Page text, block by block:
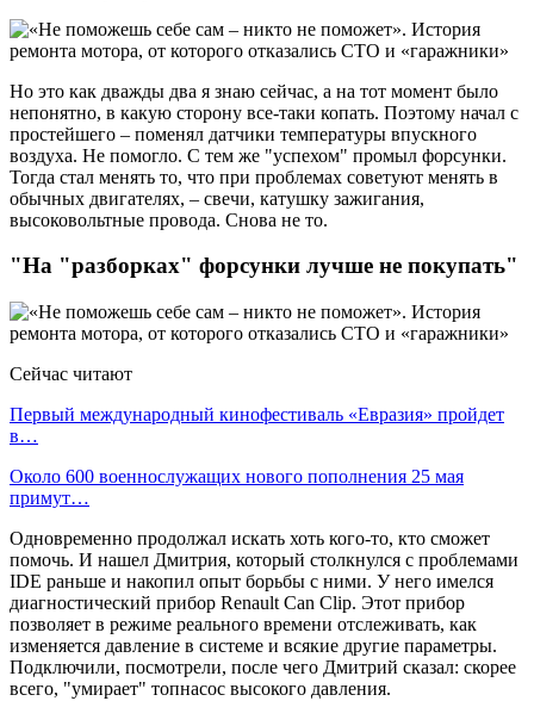
Но это как дважды два я знаю сейчас, а на тот момент было
непонятно, в какую сторону все-таки копать. Поэтому начал с
простейшего – поменял датчики температуры впускного
воздуха. Не помогло. С тем же "успехом" промыл форсунки.
Тогда стал менять то, что при проблемах советуют менять в
обычных двигателях, – свечи, катушку зажигания,
высоковольтные провода. Снова не то.
"На "разборках" форсунки лучше не покупать"
Сейчас читают
Первый международный кинофестиваль «Евразия» пройдет
в…
Около 600 военнослужащих нового пополнения 25 мая
примут…
Одновременно продолжал искать хоть кого-то, кто сможет
помочь. И нашел Дмитрия, который столкнулся с проблемами
IDE раньше и накопил опыт борьбы с ними. У него имелся
диагностический прибор Renault Can Clip. Этот прибор
позволяет в режиме реального времени отслеживать, как
изменяется давление в системе и всякие другие параметры.
Подключили, посмотрели, после чего Дмитрий сказал: скорее
всего, "умирает" топнасос высокого давления.